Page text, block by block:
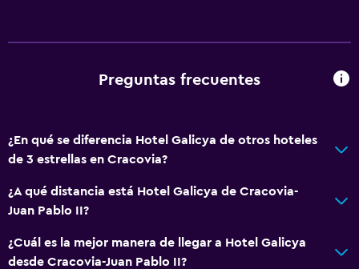
Estacionamiento accesible
Para no fumadores
Plantas superiores accesibles por ascensor
Comedor
Tetera eléctrica
Minibar
Preguntas frecuentes
¿En qué se diferencia Hotel Galicya de otros hoteles
de 3 estrellas en Cracovia?
¿A qué distancia está Hotel Galicya de Cracovia-
Juan Pablo II?
¿Cuál es la mejor manera de llegar a Hotel Galicya
desde Cracovia-Juan Pablo II?